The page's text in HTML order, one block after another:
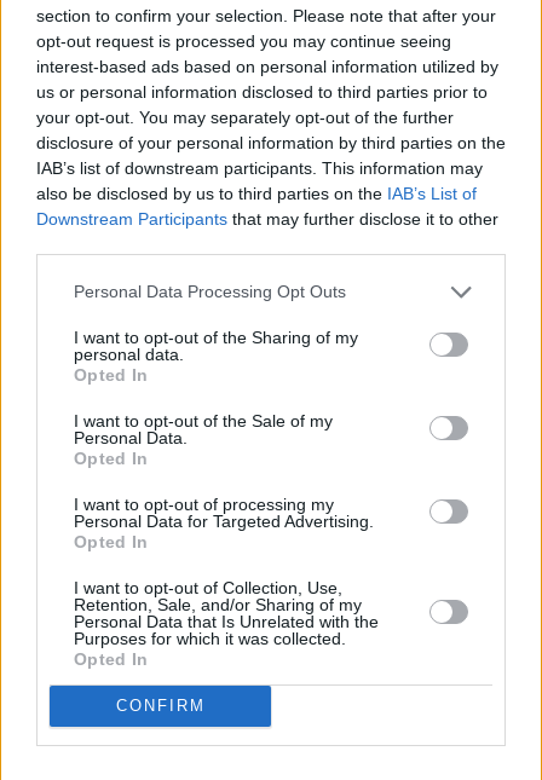
section to confirm your selection. Please note that after your
opt-out request is processed you may continue seeing
interest-based ads based on personal information utilized by
us or personal information disclosed to third parties prior to
your opt-out. You may separately opt-out of the further
disclosure of your personal information by third parties on the
IAB’s list of downstream participants. This information may
also be disclosed by us to third parties on the IAB’s List of
Downstream Participants that may further disclose it to other
Personal Data Processing Opt Outs
I want to opt-out of the Sharing of my
personal data.
Opted In
I want to opt-out of the Sale of my
Personal Data.
Opted In
I want to opt-out of processing my
Personal Data for Targeted Advertising.
Opted In
I want to opt-out of Collection, Use,
Retention, Sale, and/or Sharing of my
Personal Data that Is Unrelated with the
Purposes for which it was collected.
Opted In
CONFIRM
dolore oggi stesso!
Sito web ufficiale PantoPress
Sito Ufficiale
Se stai cercando una soluzione efficace per
alleviare il dolore plantare, non cercare oltre!
PantoPress è il prodotto che fa per te. Sul Sito
Ufficiale di PantoPress troverai tutte le
informazioni di cui hai bisogno per capire come
dei suoi benefici. Grazie alla sua tecnologia
avanzata, PantoPress offre un comfort e un
supporto incredibili, permettendoti finalmente di
vivere senza dolore. Non perdere tempo, visita il
Sito Ufficialedi PantoPress e scopri come questo
prodotto può cambiare la tua vita!